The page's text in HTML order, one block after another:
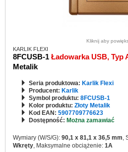
Kliknij aby
KARLIK FLEXI
8FCUSB-1 Ładowarka USB, Typ
Metalik
Seria produktowa: Karlik Flexi
Producent: Karlik
Symbol produktu: 8FCUSB-1
Kolor produktu: Złoty Metalik
Kod EAN: 5907709776623
Dostępność: Można zamawiać
Wymiary (W/S/G): 90,1 x 81,1 x 36,5 mm,
Wkręty, Maksymalne obciążenie: 1A